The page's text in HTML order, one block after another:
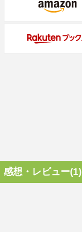
感想・レビュー(1)